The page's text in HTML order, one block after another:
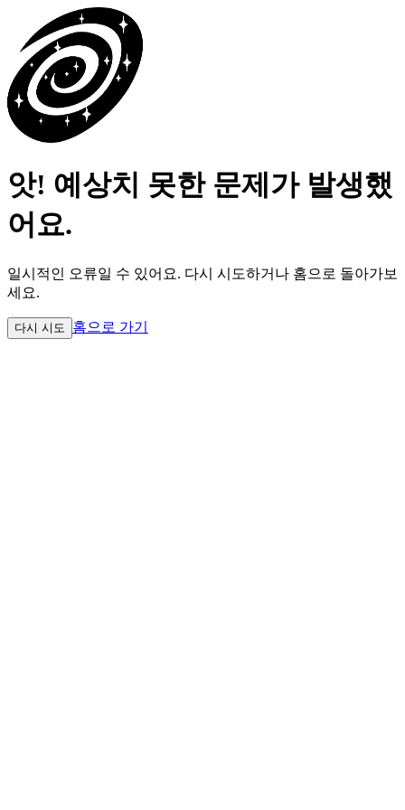
앗! 예상치 못한 문제가 발생했
어요.
일시적인 오류일 수 있어요. 다시 시도하거나 홈으로 돌아가보
세요.
다시 시도 홈으로 가기